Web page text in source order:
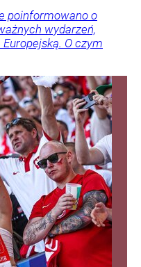
poinformowano o
wydarzeń,
O czym